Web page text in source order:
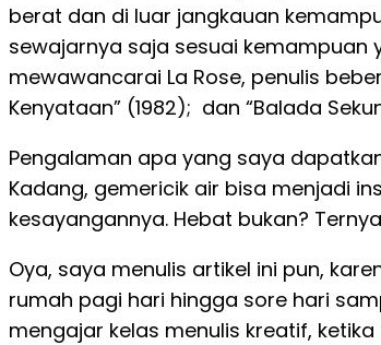
berat dan di luar jangkauan
sewajarnya saja sesuai kemampuan
mewawancarai La Rose, penulis
Kenyataan” (1982); dan “Balada
Pengalaman apa yang saya
Kadang, gemericik air bisa menjadi
kesayangannya. Hebat bukan?
Oya, saya menulis artikel ini pun,
rumah pagi hari hingga sore hari
mengajar kelas menulis kreatif,